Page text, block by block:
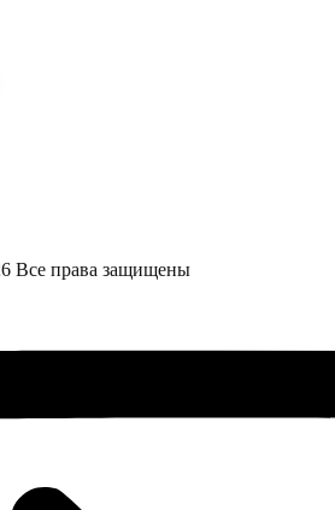
Все права защищены